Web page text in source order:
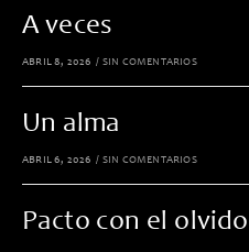
A veces
ABRIL 8, 2026 / SIN COMENTARIOS
Un alma
ABRIL 6, 2026 / SIN COMENTARIOS
Pacto con el olvido